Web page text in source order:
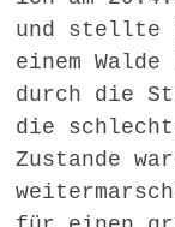
und stellte
einem
durch die
die
Zustande